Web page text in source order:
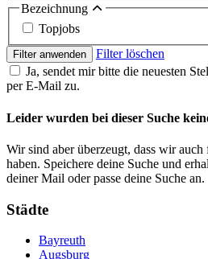
Bezeichnung
Topjobs
Filter anwenden
Filter löschen
Ja, sendet mir bitte die neuesten
per E-Mail zu.
Leider wurden bei dieser Suche
Wir sind aber überzeugt, dass wir auch
haben. Speichere deine Suche und
deiner Mail oder passe deine Suche an.
Städte
Bayreuth
Augsburg